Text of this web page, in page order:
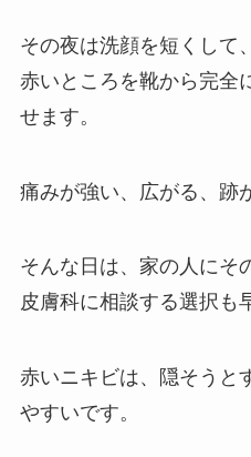
その夜は洗顔を短くして、
赤いところを靴から完全
せます。
痛みが強い、広がる、跡
そんな日は、家の人にそ
皮膚科に相談する選択も
赤いニキビは、隠そうと
やすいです。